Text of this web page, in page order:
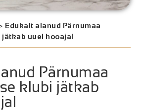
Edukalt alanud Pärnumaa
uuel hooajal
Pärnumaa
klubi jätkab